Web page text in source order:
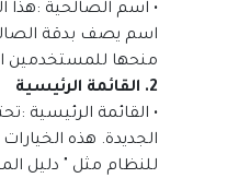
• اسم الصالحية :هذا
اسم يصف بدقة
منحها للمستخدمين
2. القائمة الرئيسية
• القائمة الرئيسية
الجديدة. هذه
للنظام مثل " دليل